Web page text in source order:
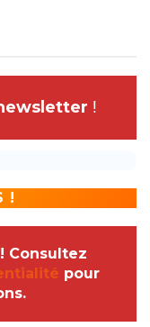
!
Consultez
pour